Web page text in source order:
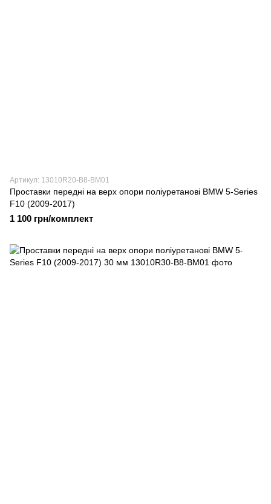
Артикул: 13010R20-B8-BM01
Проставки передні на верх опори поліуретанові BMW 5-Series
F10 (2009-2017)
1 100 грн/комплект